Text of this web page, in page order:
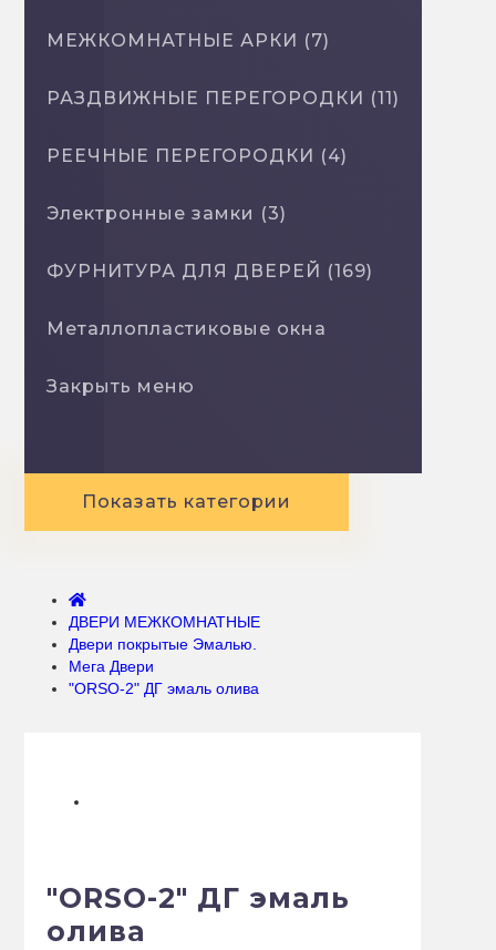
МЕЖКОМНАТНЫЕ АРКИ (7)
РАЗДВИЖНЫЕ ПЕРЕГОРОДКИ (11)
РЕЕЧНЫЕ ПЕРЕГОРОДКИ (4)
Электронные замки (3)
ФУРНИТУРА ДЛЯ ДВЕРЕЙ (169)
Металлопластиковые окна
Закрыть меню
Показать категории
ДВЕРИ МЕЖКОМНАТНЫЕ
Двери покрытые Эмалью.
Мега Двери
"ORSO-2" ДГ эмаль олива
"ORSO-2" ДГ эмаль
олива